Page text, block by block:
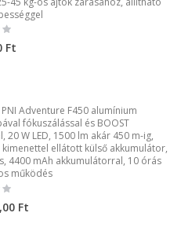
Ft
Adventure F450 alumínium
fókuszálással és BOOST
20 W LED, 1500 lm akár 450 m-ig,
kimenettel ellátott külső akkumulátor,
4400 mAh akkumulátorral, 10 órás
működés
Ft